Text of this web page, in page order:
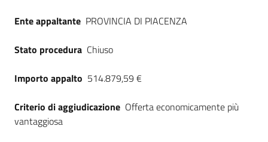
Ente appaltante PROVINCIA DI PIACENZA
Stato procedura Chiuso
Importo appalto 514.879,59 €
Criterio di aggiudicazione Offerta economicamente più
vantaggiosa